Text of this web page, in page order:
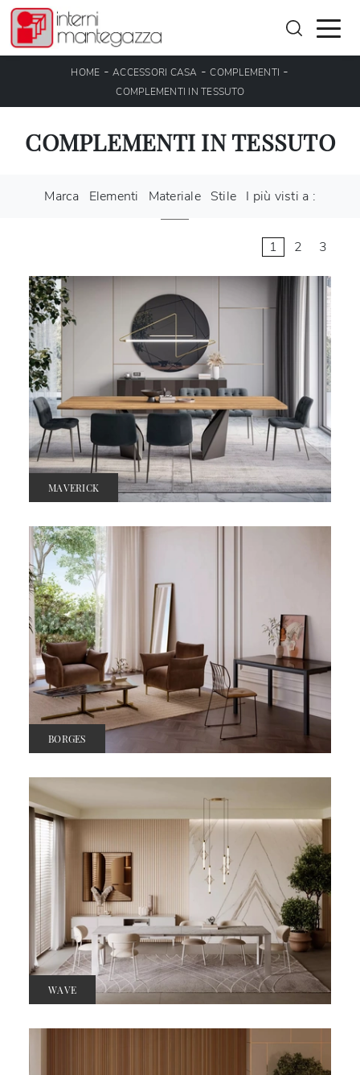
HOME -ACCESSORI CASA -COMPLEMENTI -
COMPLEMENTI IN TESSUTO
COMPLEMENTI IN TESSUTO
Marca Elementi Materiale Stile I più visti a :
1 2 3
MAVERICK
BORGES
WAVE